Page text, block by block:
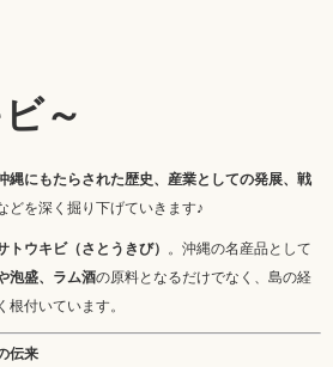
～
縄にもたらされた歴史、産業としての発展、戦
どを深く掘り下げていきます♪
トウキビ（さとうきび） 。沖縄の名産品として
泡盛、ラム酒の原料となるだけでなく、島の経
付いています。
伝来